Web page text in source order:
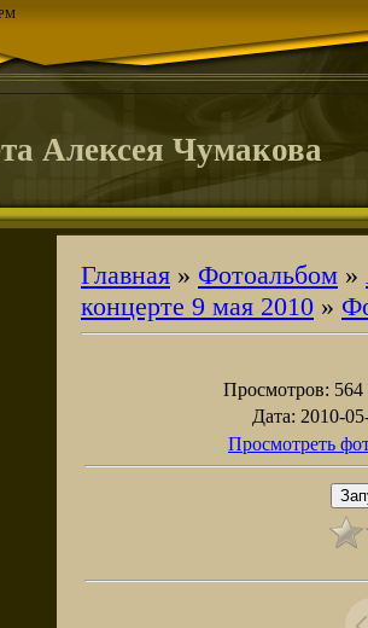
Алексея Чумакова
Главная » Фотоальбом »
концерте 9 мая 2010 »
Просмотров:
Дата: 2010-
Просмотреть